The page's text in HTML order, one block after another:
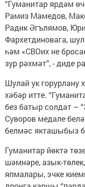
“Гуманитар ярдәм
Рамиз Мамедов,
Радик Әгълямов,
Фархетдиновага,
һәм «СВОих не
зур рәхмәт”, - диде
Шулай ук горурлану
хәбәр итте.
без батыр солдат –
Суворов медале
белмәс якташыбыз
Гуманитар йөктә
шәмнәре, азык-
япмалары, эчке